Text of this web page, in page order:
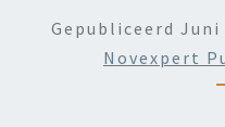
Gepubliceerd Juni
Novexpert